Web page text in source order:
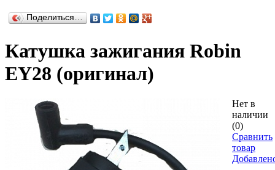
Поделиться…
Катушка зажигания Robin
EY28 (оригинал)
Нет в
наличии
(0)
Сравнить
товар